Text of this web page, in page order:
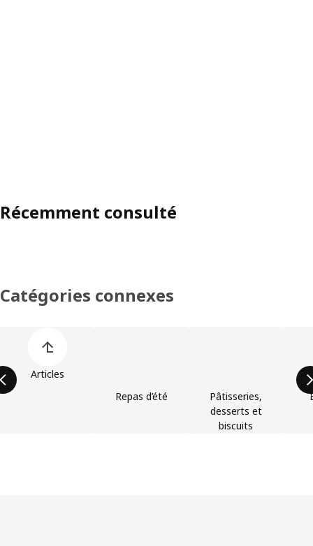
Récemment consulté
Catégories connexes
Articles
Repas d’été
Pâtisseries,
desserts et
biscuits